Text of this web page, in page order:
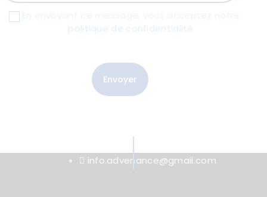
politique de confidentialité
info.advenance@gmail.com